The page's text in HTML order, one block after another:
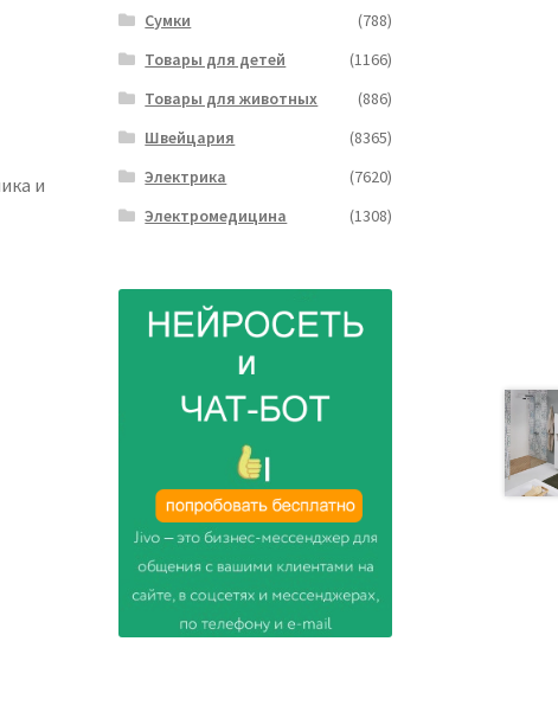
и
Сумки
(788)
Товары для детей
(1166)
Товары для животных
(886)
Швейцария
(8365)
Электрика
(7620)
Электромедицина
(1308)